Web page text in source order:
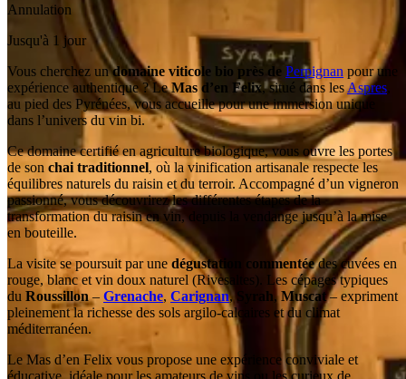
Annulation
Jusqu'à 1 jour
Vous cherchez undomaine viticole bio près de Perpignan pour une
expérience authentique ? LeMas d’en Felix, situé dans lesAspres
au pied des Pyrénées, vous accueille pour une immersion unique
dans l’univers du vin bi.
Ce domaine certifié en agriculture biologique, vous ouvre les portes
de son chai traditionnel, où la vinification artisanale respecte les
équilibres naturels du raisin et du terroir. Accompagné d’un vigneron
passionné, vous découvrirez les différentes étapes de la
transformation du raisin en vin, depuis la vendange jusqu’à la mise
en bouteille.
La visite se poursuit par une dégustation commentéedes cuvées en
rouge, blanc et vin doux naturel (Rivesaltes). Les cépages typiques
du Roussillon–Grenache, Carignan,Syrah,Muscat– expriment
pleinement la richesse des sols argilo-calcaires et du climat
méditerranéen.
Le Mas d’en Felix vous propose une expérience conviviale et
éducative, idéale pour les amateurs de vins ou les curieux de